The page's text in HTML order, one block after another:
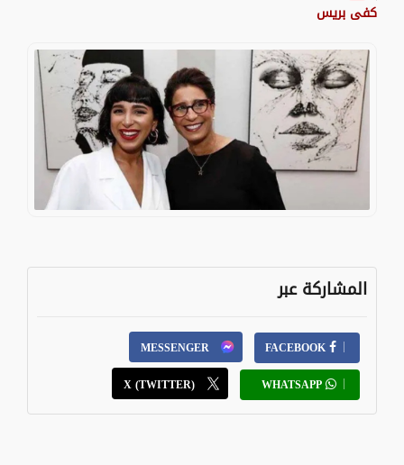
كفى بريس
المشاركة عبر
FACEBOOK
MESSENGER
WHATSAPP
X (TWITTER)